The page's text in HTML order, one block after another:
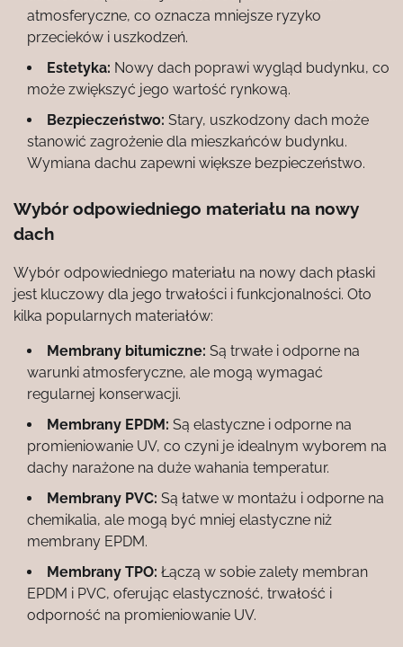
atmosferyczne, co oznacza mniejsze ryzyko
przecieków i uszkodzeń.
Estetyka: Nowy dach poprawi wygląd budynku, co
może zwiększyć jego wartość rynkową.
Bezpieczeństwo: Stary, uszkodzony dach może
stanowić zagrożenie dla mieszkańców budynku.
Wymiana dachu zapewni większe bezpieczeństwo.
Wybór odpowiedniego materiału na nowy
dach
Wybór odpowiedniego materiału na nowy dach płaski
jest kluczowy dla jego trwałości i funkcjonalności. Oto
kilka popularnych materiałów:
Membrany bitumiczne: Są trwałe i odporne na
warunki atmosferyczne, ale mogą wymagać
regularnej konserwacji.
Membrany EPDM: Są elastyczne i odporne na
promieniowanie UV, co czyni je idealnym wyborem na
dachy narażone na duże wahania temperatur.
Membrany PVC: Są łatwe w montażu i odporne na
chemikalia, ale mogą być mniej elastyczne niż
membrany EPDM.
Membrany TPO: Łączą w sobie zalety membran
EPDM i PVC, oferując elastyczność, trwałość i
odporność na promieniowanie UV.